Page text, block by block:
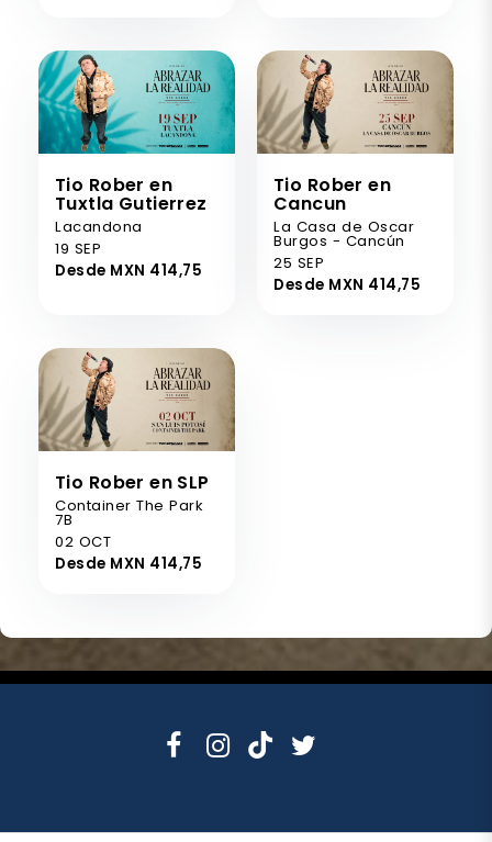
Tio Rober en
Tuxtla Gutierrez
Lacandona
19 SEP
Desde MXN 414,75
Tio Rober en
Cancun
La Casa de Oscar
Burgos - Cancún
25 SEP
Desde MXN 414,75
Tio Rober en SLP
Container The Park
7B
02 OCT
Desde MXN 414,75